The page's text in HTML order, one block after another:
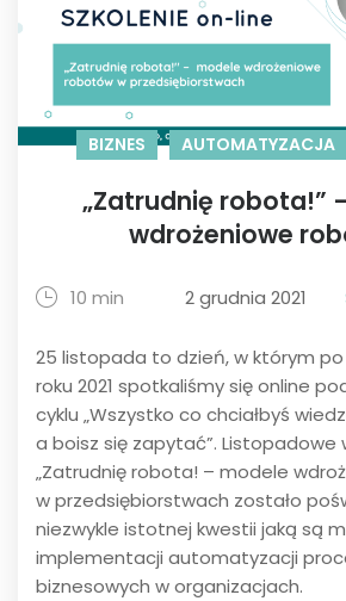
BIZNES AUTOMATYZACJA
„Zatrudnię robota!”
wdrożeniowe
10 min 2 grudnia 2021
25 listopada to dzień, w którym
roku 2021 spotkaliśmy się online
cyklu „Wszystko co chciałbyś
a boisz się zapytać”. Listopadowe
„Zatrudnię robota! – modele
w przedsiębiorstwach zostało
niezwykle istotnej kwestii jaką są
implementacji automatyzacji
biznesowych w organizacjach.